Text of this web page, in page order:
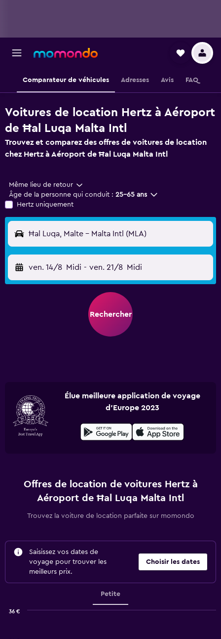
Comparateur de véhicules Adresses Avis FAQ
Voitures de location Hertz à Aéroport
de Ħal Luqa Malta Intl
Trouvez et comparez des offres de voitures de location
chez Hertz à Aéroport de Ħal Luqa Malta Intl
Même lieu de retour
Âge de la personne qui conduit : 25-65 ans
Hertz uniquement
Ħal Luqa, Malte - Malta Intl (MLA)
ven. 14/8 Midi - ven. 21/8 Midi
Rechercher
Élue meilleure application de voyage
d'Europe 2023
Offres de location de voitures Hertz à
Aéroport de Ħal Luqa Malta Intl
Trouvez la voiture de location parfaite sur momondo
Saisissez vos dates de
voyage pour trouver les
meilleurs prix.
Choisir les dates
Petite
36 €